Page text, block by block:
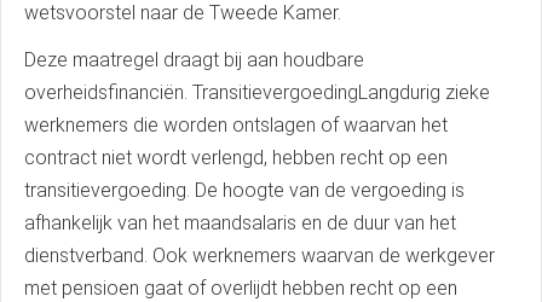
wetsvoorstel naar de Tweede Kamer.
Deze maatregel draagt bij aan houdbare
overheidsfinanciën. TransitievergoedingLangdurig zieke
werknemers die worden ontslagen of waarvan het
contract niet wordt verlengd, hebben recht op een
transitievergoeding. De hoogte van de vergoeding is
afhankelijk van het maandsalaris en de duur van het
dienstverband. Ook werknemers waarvan de werkgever
met pensioen gaat of overlijdt hebben recht op een